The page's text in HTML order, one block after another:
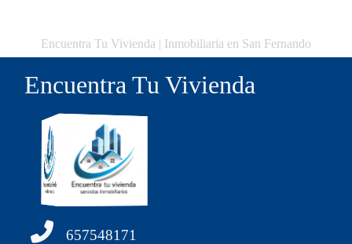
Encuentra Tu Vivienda | Inmobiliaria en San Fernando
Encuentra Tu Vivienda
657548171